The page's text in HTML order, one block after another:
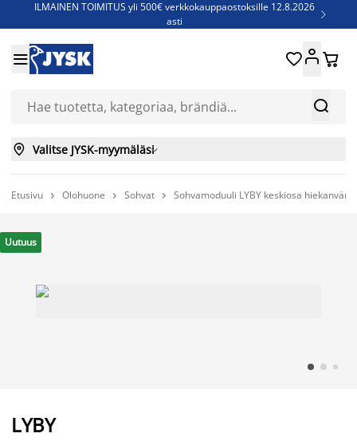
ILMAINEN TOIMITUS yli 500€ verkkokauppaostoksille 12.8.2026
asti

Jenkkisänkyjä - Säästä jopa 60%


 
 Valitse JYSK-myymäläsi
Etusivu  Olohuone  Sohvat  Sohvamoduuli LYBY keskiosa
Uutuus
LYBY